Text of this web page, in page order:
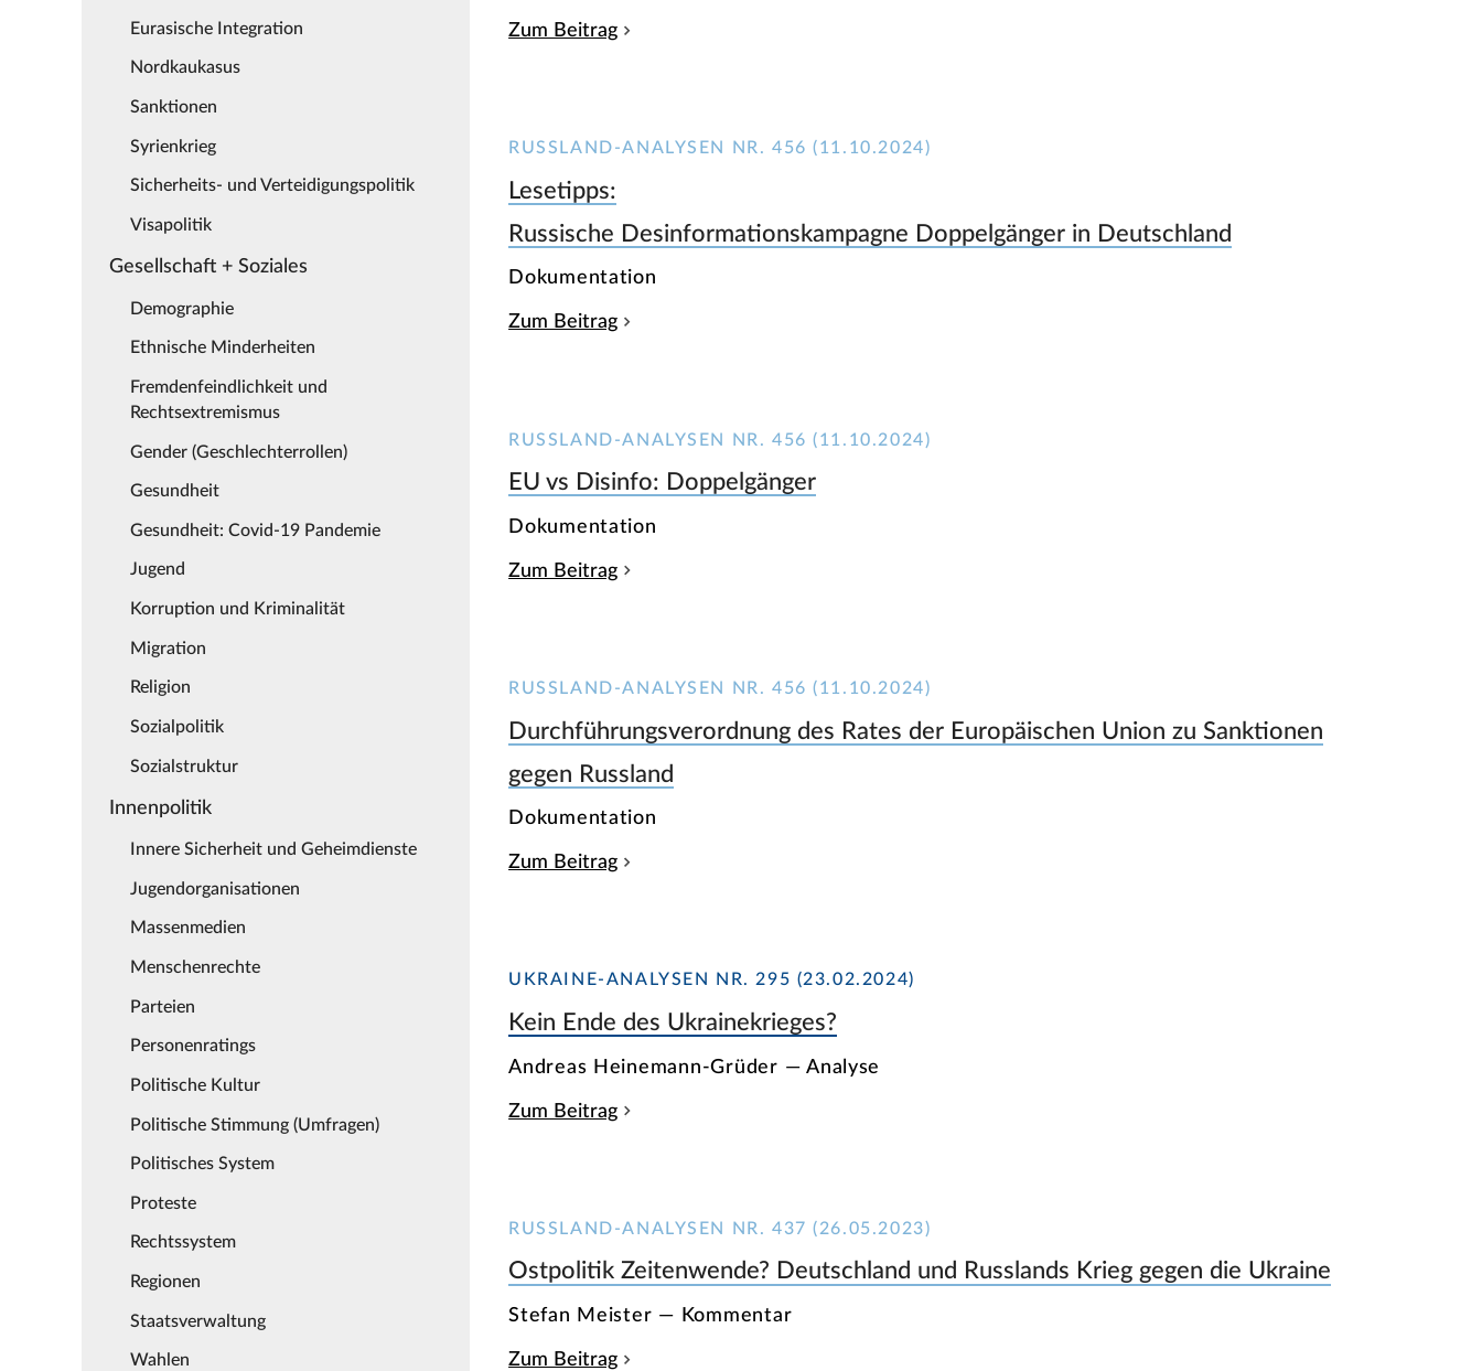
Eurasische Integration
Nordkaukasus
Sanktionen
Syrienkrieg
Sicherheits- und Verteidigungspolitik
Visapolitik
Gesellschaft + Soziales
Demographie
Ethnische Minderheiten
Fremdenfeindlichkeit und
Rechtsextremismus
Gender (Geschlechterrollen)
Gesundheit
Gesundheit: Covid-19 Pandemie
Jugend
Korruption und Kriminalität
Migration
Religion
Sozialpolitik
Sozialstruktur
Innenpolitik
Innere Sicherheit und Geheimdienste
Jugendorganisationen
Massenmedien
Menschenrechte
Parteien
Personenratings
Politische Kultur
Politische Stimmung (Umfragen)
Politisches System
Proteste
Rechtssystem
Regionen
Staatsverwaltung
Wahlen
Zum Beitrag
RUSSLAND-ANALYSEN NR. 456 (11.10.2024)
Lesetipps:
Russische Desinformationskampagne Doppelgänger in Deutschland
Dokumentation
Zum Beitrag
RUSSLAND-ANALYSEN NR. 456 (11.10.2024)
EU vs Disinfo: Doppelgänger
Dokumentation
Zum Beitrag
RUSSLAND-ANALYSEN NR. 456 (11.10.2024)
Durchführungsverordnung des Rates der Europäischen Union zu Sanktionen
gegen Russland
Dokumentation
Zum Beitrag
UKRAINE-ANALYSEN NR. 295 (23.02.2024)
Kein Ende des Ukrainekrieges?
Andreas Heinemann-Grüder — Analyse
Zum Beitrag
RUSSLAND-ANALYSEN NR. 437 (26.05.2023)
Ostpolitik Zeitenwende? Deutschland und Russlands Krieg gegen die Ukraine
Stefan Meister — Kommentar
Zum Beitrag